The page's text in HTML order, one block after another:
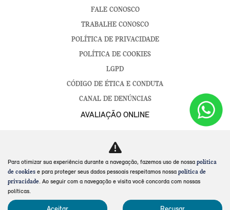
FALE CONOSCO
TRABALHE CONOSCO
POLÍTICA DE PRIVACIDADE
POLÍTICA DE COOKIES
LGPD
CÓDIGO DE ÉTICA E CONDUTA
CANAL DE DENÚNCIAS
AVALIAÇÃO ONLINE
CAMPINAS
No trânsito, enxergar o outro salva vidas.
Para otimizar sua experiência durante a navegação, fazemos uso de nossa política
de cookies e para proteger seus dados pessoais respeitamos nossa política de
privacidade. Ao seguir com a navegação e visita você concorda com nossas
políticas.